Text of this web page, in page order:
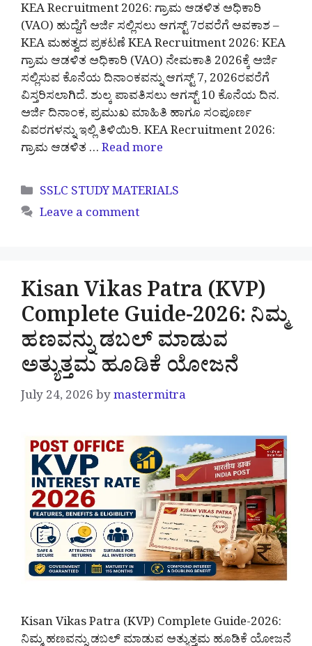
KEA Recruitment 2026: ಗ್ರಾಮ ಆಡಳಿತ ಅಧಿಕಾರಿ
(VAO) ಹುದ್ದೆಗೆ ಅರ್ಜಿ ಸಲ್ಲಿಸಲು ಆಗಸ್ಟ್ 7ರವರೆಗೆ ಅವಕಾಶ –
KEA ಮಹತ್ವದ ಪ್ರಕಟಣೆ KEA Recruitment 2026: KEA
ಗ್ರಾಮ ಆಡಳಿತ ಅಧಿಕಾರಿ (VAO) ನೇಮಕಾತಿ 2026ಕ್ಕೆ ಅರ್ಜಿ
ಸಲ್ಲಿಸುವ ಕೊನೆಯ ದಿನಾಂಕವನ್ನು ಆಗಸ್ಟ್ 7, 2026ರವರೆಗೆ
ವಿಸ್ತರಿಸಲಾಗಿದೆ. ಶುಲ್ಕ ಪಾವತಿಸಲು ಆಗಸ್ಟ್ 10 ಕೊನೆಯ ದಿನ.
ಅರ್ಜಿ ದಿನಾಂಕ, ಪ್ರಮುಖ ಮಾಹಿತಿ ಹಾಗೂ ಸಂಪೂರ್ಣ
ವಿವರಗಳನ್ನು ಇಲ್ಲಿ ತಿಳಿಯಿರಿ. KEA Recruitment 2026:
ಗ್ರಾಮ ಆಡಳಿತ …Read more
Categories
SSLC STUDY MATERIALS
Leave a comment
Kisan Vikas Patra (KVP)
Complete Guide-2026: ನಿಮ್ಮ
ಹಣವನ್ನು ಡಬಲ್ ಮಾಡುವ
ಅತ್ಯುತ್ತಮ ಹೂಡಿಕೆ ಯೋಜನೆ
July 24, 2026bymastermitra
Kisan Vikas Patra (KVP) Complete Guide-2026:
ನಿಮ್ಮ ಹಣವನ್ನು ಡಬಲ್ ಮಾಡುವ ಅತ್ಯುತ್ತಮ ಹೂಡಿಕೆ ಯೋಜನೆ